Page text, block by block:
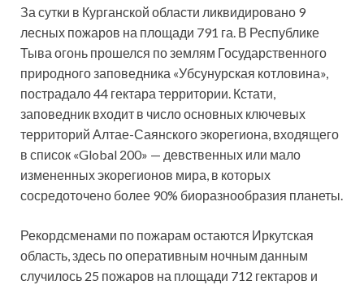
За сутки в Курганской области ликвидировано 9
лесных пожаров на площади 791 га. В Республике
Тыва огонь прошелся по землям Государственного
природного заповедника «Убсунурская котловина»,
пострадало 44 гектара территории. Кстати,
заповедник входит в число основных ключевых
территорий Алтае-Саянского экорегиона, входящего
в список «Global 200» — девственных или мало
измененных экорегионов мира, в которых
сосредоточено более 90% биоразнообразия планеты.
Рекордсменами по пожарам остаются Иркутская
область, здесь по оперативным ночным данным
случилось 25 пожаров на площади 712 гектаров и